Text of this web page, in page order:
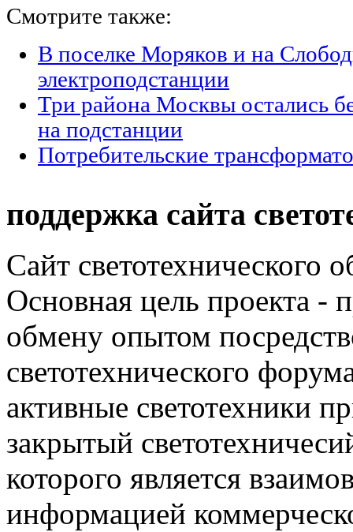
Смотрите также:
В поселке Моряков и на
электроподстанции
Три района Москвы остались
на подстанции
Потребительские
поддержка сайта
Сайт светотехнического
Основная цель проекта -
обмену опытом
светотехнического
активные светотехники
закрытый
которого является
информацией